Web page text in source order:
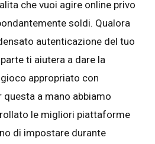
che vuoi agire online privo
soldi. Qualora
autenticazione del tuo
ti aiutera a dare la
appropriato con
a mano abbiamo
le migliori piattaforme
di impostare durante